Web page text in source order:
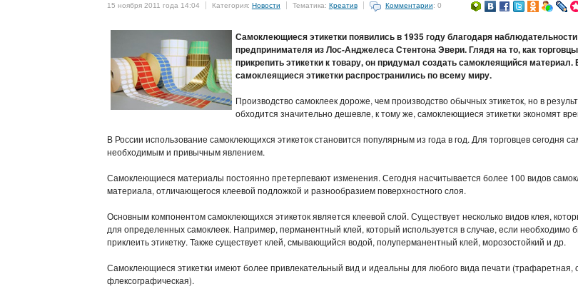
15 ноября 2011 года 14:04 Категория: Новости Тематика: Креатив Комментарии: 0
Самоклеющиеся этикетки появились в 1935 году благодаря наблюдательности
предпринимателя из Лос-Анджелеса Стентона Эвери. Глядя на то, как
прикрепить этикетки к товару, он придумал создать самоклеящийся материал.
самоклеящиеся этикетки распространились по всему миру.
Производство самоклеек дороже, чем производство обычных этикеток, но в
обходится значительно дешевле, к тому же, самоклеющиеся этикетки экономят
В России использование самоклеющихся этикеток становится популярным из года в год. Для торговцев сегодня
необходимым и привычным явлением.
Самоклеющиеся материалы постоянно претерпевают изменения. Сегодня насчитывается более 100 видов
материала, отличающегося клеевой подложкой и разнообразием поверхностного слоя.
Основным компонентом самоклеющихся этикеток является клеевой слой. Существует несколько видов клея,
для определенных самоклеек. Например, перманентный клей, который используется в случае, если необходимо
приклеить этикетку. Также существует клей, смывающийся водой, полуперманентный клей, морозостойкий и др.
Самоклеющиеся этикетки имеют более привлекательный вид и идеальны для любого вида печати (трафаретная,
флексографическая).